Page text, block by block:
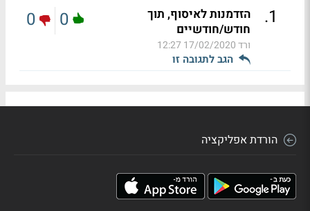
1
.
הזדמנות לאיסוף, תוך
חודש/חודשיים
ורד17/02/2020 12:27
הגב לתגובה זו
0
0
הורדת אפליקציה